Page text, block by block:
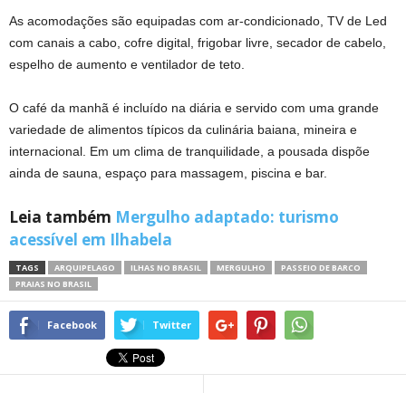
As acomodações são equipadas com ar-condicionado, TV de Led
com canais a cabo, cofre digital, frigobar livre, secador de cabelo,
espelho de aumento e ventilador de teto.
O café da manhã é incluído na diária e servido com uma grande
variedade de alimentos típicos da culinária baiana, mineira e
internacional. Em um clima de tranquilidade, a pousada dispõe
ainda de sauna, espaço para massagem, piscina e bar.
Leia também Mergulho adaptado: turismo
acessível em Ilhabela
TAGS ARQUIPELAGO ILHAS NO BRASIL MERGULHO
PASSEIO DE BARCO
PRAIAS NO BRASIL
Facebook Twitter